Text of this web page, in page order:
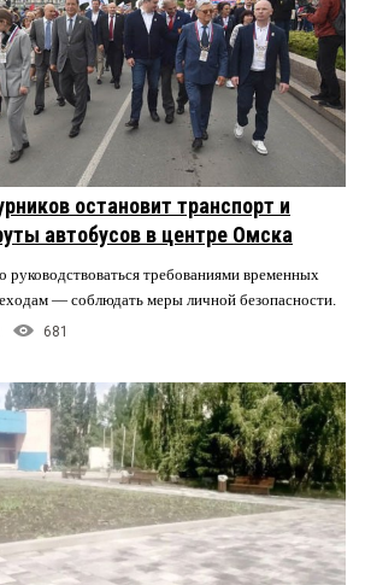
остановит транспорт и
автобусов в центре Омска
требованиями временных
— соблюдать меры личной безопасности.
681